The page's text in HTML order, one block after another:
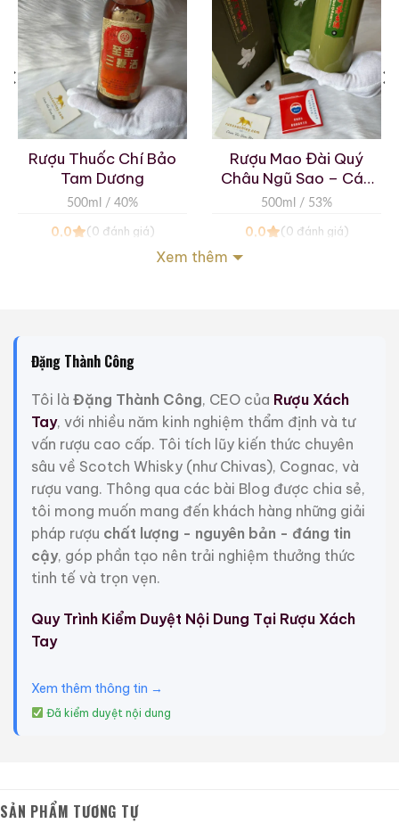
Rượu Thuốc Chí Bảo
Tam Dương
500ml / 40%
0,0 (0 đánh giá)
Rượu Mao Đài Quý
Châu Ngũ Sao – Cáp
Họa Hữu Nghị 2021
500ml / 53%
0,0 (0 đánh giá)
Giới Thiệu Một Số Mẫu Rượu Whisky
Macallan 18 Sherry
28.680.000₫
Macallan 18 Sherry
Giới Thiệu Một Số Mẫu Rượu Cognac
Xem thêm
Đặng Thành Công
Tôi là Đặng Thành Công, CEO của Rượu Xách
Tay, với nhiều năm kinh nghiệm thẩm định và tư
vấn rượu cao cấp. Tôi tích lũy kiến thức chuyên
sâu về Scotch Whisky (như Chivas), Cognac, và
rượu vang. Thông qua các bài Blog được chia sẻ,
tôi mong muốn mang đến khách hàng những giải
pháp rượu chất lượng - nguyên bản - đáng tin
cậy, góp phần tạo nên trải nghiệm thưởng thức
tinh tế và trọn vẹn.
Quy Trình Kiểm Duyệt Nội Dung Tại Rượu Xách
Tay
Xem thêm thông tin →
Đã kiểm duyệt nội dung
SẢN PHẨM TƯƠNG TỰ